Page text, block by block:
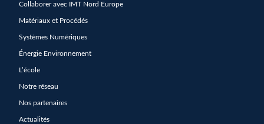
Collaborer avec IMT Nord Europe
Matériaux et Procédés
Systèmes Numériques
Énergie Environnement
L’école
Notre réseau
Nos partenaires
Actualités